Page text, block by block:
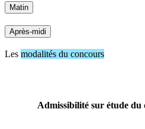
Matin
Après-midi
Les modalités du concours
Admissibilité sur étude du